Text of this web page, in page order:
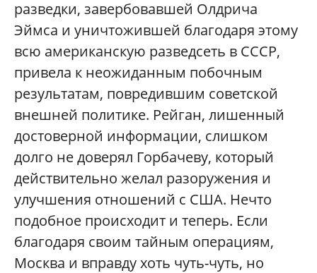
разведки, завербовавшей Олдрича
Эймса и уничтожившей благодаря этому
всю американскую разведсеть в СССР,
привела к неожиданным побочным
результатам, повредившим советской
внешней политике. Рейган, лишенный
достоверной информации, слишком
долго не доверял Горбачеву, который
действительно желал разоружения и
улучшения отношений с США. Нечто
подобное происходит и теперь. Если
благодаря своим тайным операциям,
Москва и вправду хоть чуть-чуть, но